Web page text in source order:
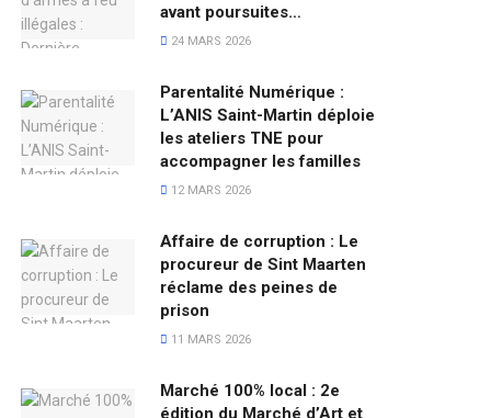
avant poursuites…
24 MARS 2026
Parentalité Numérique :
L’ANIS Saint-Martin déploie
les ateliers TNE pour
accompagner les familles
12 MARS 2026
Affaire de corruption : Le
procureur de Sint Maarten
réclame des peines de
prison
11 MARS 2026
Marché 100% local : 2e
édition du Marché d’Art et